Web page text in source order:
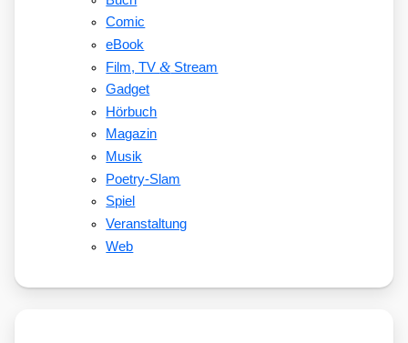
Comic
eBook
Film, TV&Stream
Gadget
Hörbuch
Magazin
Musik
Poetry-Slam
Spiel
Veranstaltung
Web